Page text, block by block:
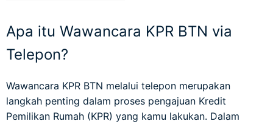
Apa itu Wawancara KPR BTN via
Telepon?
Wawancara KPR BTN melalui telepon merupakan
langkah penting dalam proses pengajuan Kredit
Pemilikan Rumah (KPR) yang kamu lakukan. Dalam